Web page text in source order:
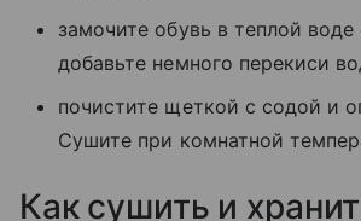
замочите обувь в теплой
добавьте немного перекиси
почистите щеткой с содой и
Сушите при комнатной
Как сушить и